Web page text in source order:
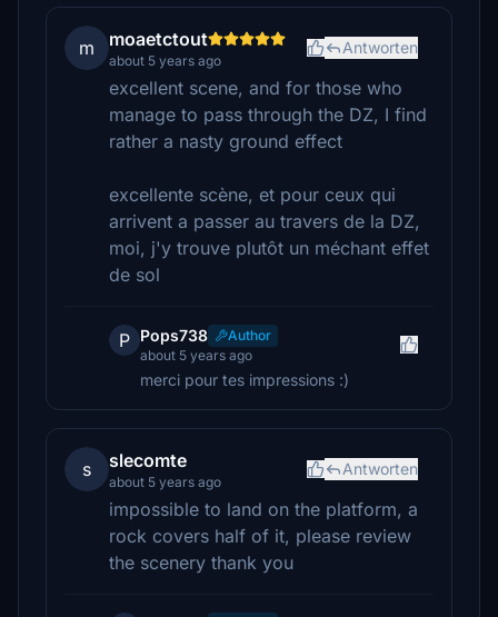
m moaetctout
about 5 years ago
Antworten
excellent scene, and for those who
manage to pass through the DZ, I find
rather a nasty ground effect
excellente scène, et pour ceux qui
arrivent a passer au travers de la DZ,
moi, j'y trouve plutôt un méchant effet
de sol
P Pops738
Author
about 5 years ago
merci pour tes impressions :)
s slecomte
about 5 years ago
Antworten
impossible to land on the platform, a
rock covers half of it, please review
the scenery thank you